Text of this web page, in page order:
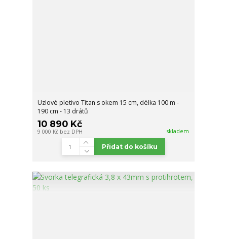
Uzlové pletivo Titan s okem 15 cm, délka 100 m -
190 cm - 13 drátů
10 890 Kč
9 000 Kč bez DPH skladem
Přidat do košíku